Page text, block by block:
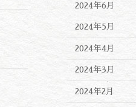
2024年6月
2024年5月
2024年4月
2024年3月
2024年2月